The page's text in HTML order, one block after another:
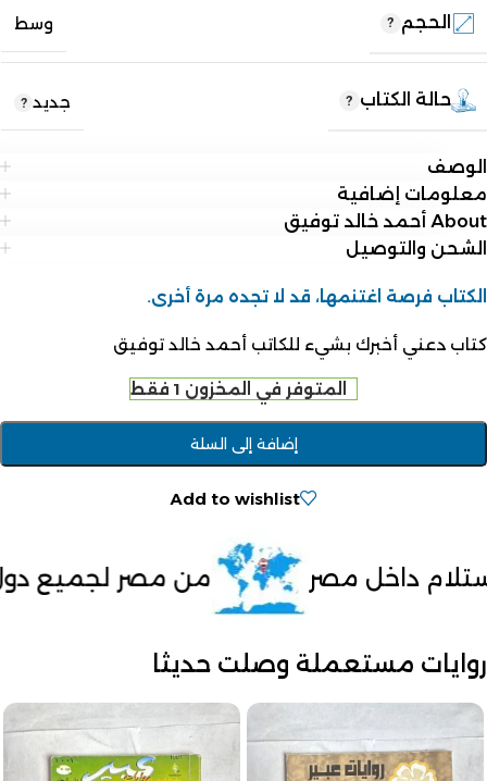
الحجم وسط
حالة الكتاب جديد
الوصف
معلومات إضافية
About أحمد خالد توفيق
الشحن والتوصيل
الكتاب فرصة اغتنمها، قد لا تجده مرة أخرى.
كتاب دعني أخبرك بشيء للكاتب أحمد خالد توفيق
المتوفر في المخزون 1 فقط
إضافة إلى السلة
Add to wishlist
من مصر لجميع دول العالم
روايات مستعملة وصلت حديثا